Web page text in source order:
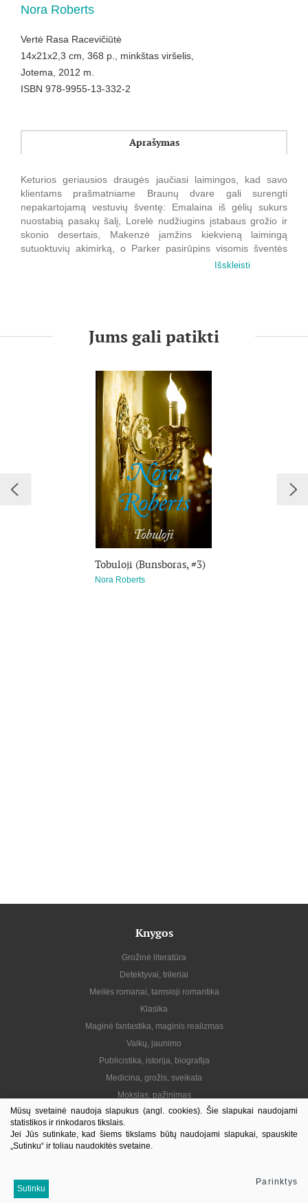
Nora Roberts
Vertė Rasa Racevičiūtė
14x21x2,3 cm, 368 p., minkštas viršelis,
Jotema, 2012 m.
ISBN 978-9955-13-332-2
Aprašymas
Keturios geriausios draugės jaučiasi laimingos, kad savo
klientams prašmatniame Braunų dvare gali surengti
nepakartojamą vestuvių šventę: Emalaina iš gėlių sukurs
nuostabią pasakų šalį, Lorelė nudžiugins įstabaus grožio ir
skonio desertais, Makenzė įamžins kiekvieną laimingą
sutuoktuvių akimirką, o Parker pasirūpins visomis šventės
„Įžadų“ vestuvių bendrovei ir asmeniškai prižiūri kiekvieną
šventę. Besisukdama neatidėliotinų reikalų rate ji netikėtai
laimingos išpuoselėtos klientės nuotakos, bet ir ji pati.
Parker Braun ateina metas matuotis vestuvių suknelę...
Išskleisti
Jums gali patikti
Tobuloji (Bunsboras, #3)
Nora Roberts
Knygos
Grožinė literatūra
Detektyvai, trileriai
Meilės romanai, tamsioji romantika
Klasika
Maginė fantastika, maginis realizmas
Vaikų, jaunimo
Publicistika, istorija, biografija
Medicina, grožis, sveikata
Mokslas, pažinimas
Praktinė, gyvenimo būdas
Lietuvių autoriai
El. knygos
Mūsų svetainė naudoja slapukus (angl. cookies). Šie slapukai naudojami
statistikos ir rinkodaros tikslais.
Jei Jūs sutinkate, kad šiems tikslams būtų naudojami slapukai, spauskite
„Sutinku“ ir toliau naudokitės svetaine.
Sutinku
Parinktys